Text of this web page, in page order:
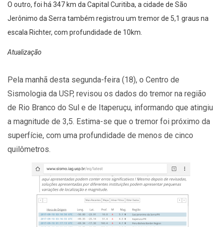
O outro, foi há 347 km da Capital Curitiba, a cidade de São
Jerônimo da Serra também registrou um tremor de 5,1 graus na
escala Richter, com profundidade de 10km.
Atualização
Pela manhã desta segunda-feira (18), o Centro de
Sismologia da USP, revisou os dados do tremor na região
de Rio Branco do Sul e de Itaperuçu, informando que atingiu
a magnitude de 3,5. Estima-se que o tremor foi próximo da
superfície, com uma profundidade de menos de cinco
quilômetros.